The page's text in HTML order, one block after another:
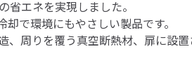
エネを実現しました。
で環境にもやさしい製品です。
、周りを覆う真空断熱材、扉に設